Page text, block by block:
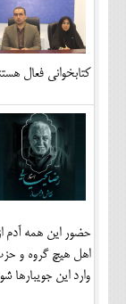
کتابخوانی فعال
حضور این همه آدم
اهل هیچ گروه و
وارد این جویبارها